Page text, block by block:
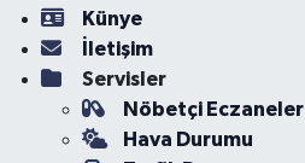
Künye
İletişim
Servisler
Nöbetçi Eczaneler
Hava Durumu